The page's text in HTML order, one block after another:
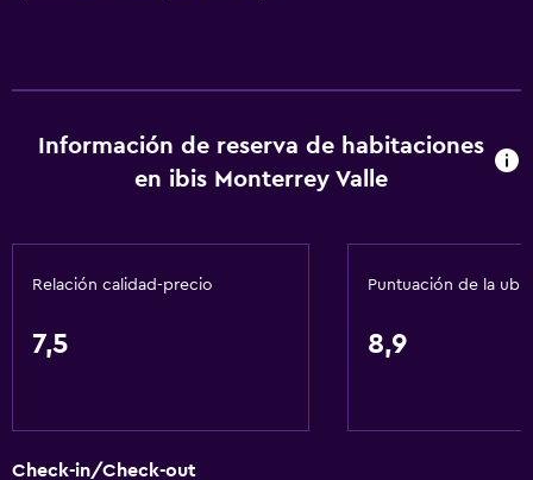
Información de reserva de habitaciones
en ibis Monterrey Valle
Relación calidad-precio
7,5
Puntuación de la
8,9
Check-in/Check-out